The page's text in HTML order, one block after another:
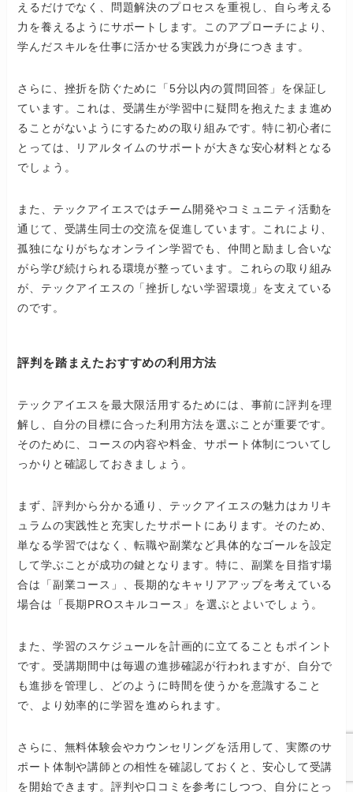
えるだけでなく、問題解決のプロセスを重視し、自ら考える
力を養えるようにサポートします。このアプローチにより、
学んだスキルを仕事に活かせる実践力が身につきます。
さらに、挫折を防ぐために「5分以内の質問回答」を保証し
ています。これは、受講生が学習中に疑問を抱えたまま進め
ることがないようにするための取り組みです。特に初心者に
とっては、リアルタイムのサポートが大きな安心材料となる
でしょう。
また、テックアイエスではチーム開発やコミュニティ活動を
通じて、受講生同士の交流を促進しています。これにより、
孤独になりがちなオンライン学習でも、仲間と励まし合いな
がら学び続けられる環境が整っています。これらの取り組み
が、テックアイエスの「挫折しない学習環境」を支えている
のです。
評判を踏まえたおすすめの利用方法
テックアイエスを最大限活用するためには、事前に評判を理
解し、自分の目標に合った利用方法を選ぶことが重要です。
そのために、コースの内容や料金、サポート体制についてし
っかりと確認しておきましょう。
まず、評判から分かる通り、テックアイエスの魅力はカリキ
ュラムの実践性と充実したサポートにあります。そのため、
単なる学習ではなく、転職や副業など具体的なゴールを設定
して学ぶことが成功の鍵となります。特に、副業を目指す場
合は「副業コース」、長期的なキャリアアップを考えている
場合は「長期PROスキルコース」を選ぶとよいでしょう。
また、学習のスケジュールを計画的に立てることもポイント
です。受講期間中は毎週の進捗確認が行われますが、自分で
も進捗を管理し、どのように時間を使うかを意識すること
で、より効率的に学習を進められます。
さらに、無料体験会やカウンセリングを活用して、実際のサ
ポート体制や講師との相性を確認しておくと、安心して受講
を開始できます。評判や口コミを参考にしつつ、自分にとっ